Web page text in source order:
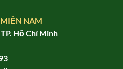
NAM
Hồ Chí Minh